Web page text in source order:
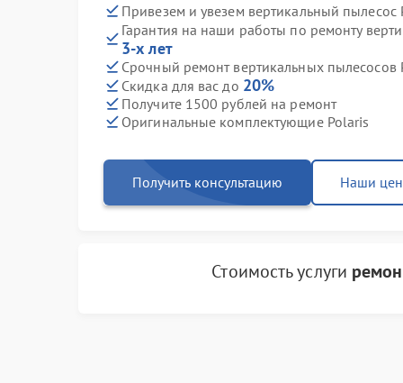
Привезем и увезем вертикальный пылесос
Гарантия на наши работы по ремонту
3-х лет
Срочный ремонт вертикальных пылесосов
Скидка для вас до 20%
Получите 1500 рублей на ремонт
Оригинальные комплектующие Polaris
Получить консультацию Наши
Стоимость услуги